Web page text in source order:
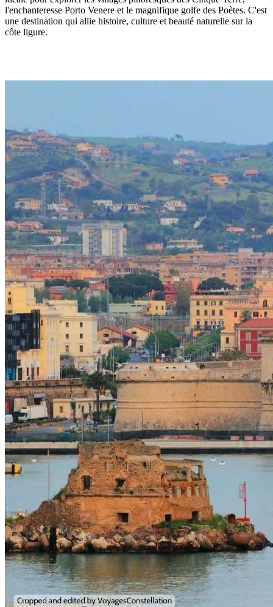
l'enchanteresse Porto Venere et le magnifique golfe des Poètes. C'est
une destination qui allie histoire, culture et beauté naturelle sur la
côte ligure.